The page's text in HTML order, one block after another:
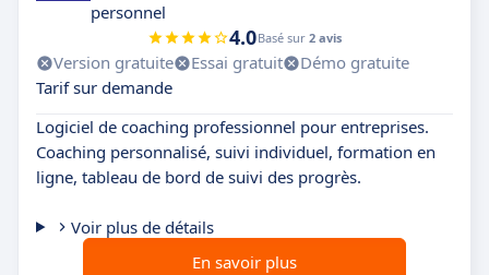
personnel
4.0Basé sur 2 avis
Version gratuite Essai gratuit
Démo gratuite
Tarif sur demande
Logiciel de coaching professionnel pour entreprises.
Coaching personnalisé, suivi individuel, formation en
ligne, tableau de bord de suivi des progrès.
Voir plus de détails
En savoir plus